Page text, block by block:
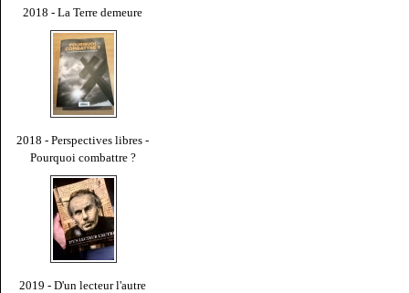
2018 - La Terre demeure
2018 - Perspectives libres -
Pourquoi combattre ?
2019 - D'un lecteur l'autre